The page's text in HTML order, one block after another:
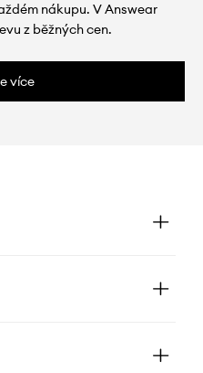
nákupu. V Answear
z běžných cen.
více